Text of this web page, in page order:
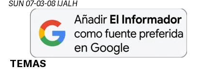
SUN 07-03-08 IJALH
TEMAS